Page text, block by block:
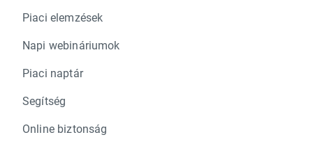
Piaci elemzések
Napi webináriumok
Piaci naptár
Segítség
Online biztonság